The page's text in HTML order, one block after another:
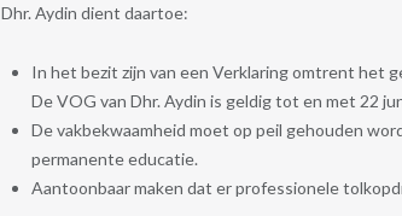
Dhr. Aydin dient daartoe:
In het bezit zijn van een Verklaring omtrent het
De VOG van Dhr. Aydin is geldig tot en met 22
De vakbekwaamheid moet op peil gehouden
permanente educatie.
Aantoonbaar maken dat er professionele